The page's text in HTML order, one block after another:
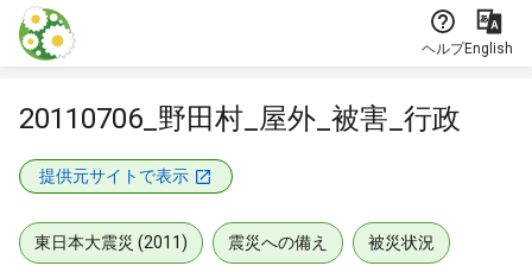
本文に飛ぶ
ヘルプEnglish
20110706_野田村_屋外_被害_行政
提供元サイトで表示
東日本大震災 (2011) 震災への備え 被災状況